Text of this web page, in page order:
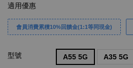
適用優惠
會員消費累積10%回饋金(1:1等同現金)
型號 A55 5G A35 5G